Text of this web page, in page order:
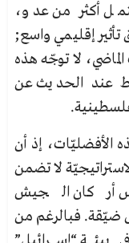
أكثر من عدو،
تأثير إقليمي واسع;
لا توجّه هذه
عند الحديث عن
الأفضليّات، إذ أن
لا تضمن
أركان الجيش
ضيّقة. فبالرغم من